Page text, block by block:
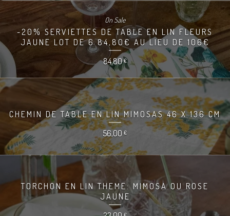
-20% SERVIETTES DE TABLE EN LIN FLEURS
JAUNE LOT DE 6 84,80€ AU LIEU DE 106€
84,80€
On Sale
CHEMIN DE TABLE EN LIN MIMOSAS 46 X 136 CM
56,00 €
TORCHON EN LIN THEME: MIMOSA OU ROSE
JAUNE